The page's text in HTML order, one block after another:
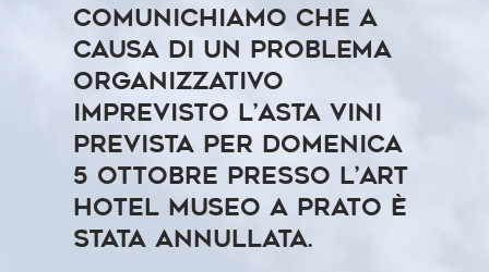
Comunichiamo che a
causa di un problema
organizzativo
imprevisto l’Asta Vini
prevista per Domenica
5 ottobre presso l’Art
Hotel Museo a Prato è
stata annullata.